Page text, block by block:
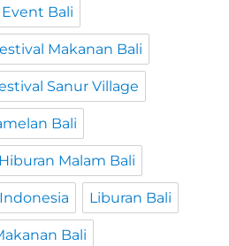
Event Bali
Makanan Bali
Sanur Village
Bali
Hiburan Malam Bali
Indonesia Liburan Bali
Bali